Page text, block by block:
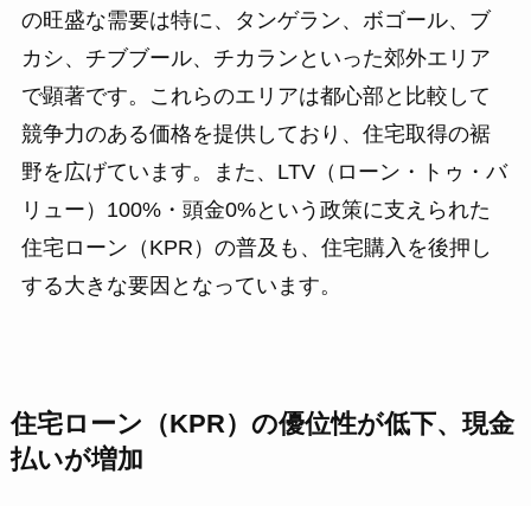
の旺盛な需要は特に、タンゲラン、ボゴール、ブ
カシ、チブブール、チカランといった郊外エリア
で顕著です。これらのエリアは都心部と比較して
競争力のある価格を提供しており、住宅取得の裾
野を広げています。また、LTV（ローン・トゥ・バ
リュー）100%・頭金0%という政策に支えられた
住宅ローン（KPR）の普及も、住宅購入を後押し
する大きな要因となっています。
住宅ローン（KPR）の優位性が低下、現金
払いが増加